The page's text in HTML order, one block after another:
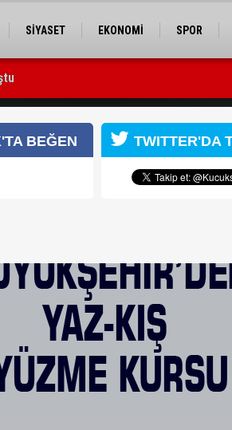
SİYASET EKONOMİ SPOR
serbest bırakıldı
BEĞEN TWITTER'DA